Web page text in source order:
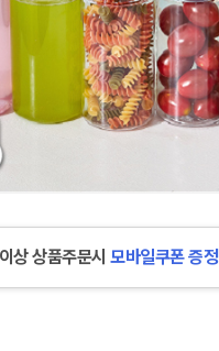
상 상품주문시 모바일쿠폰 증정